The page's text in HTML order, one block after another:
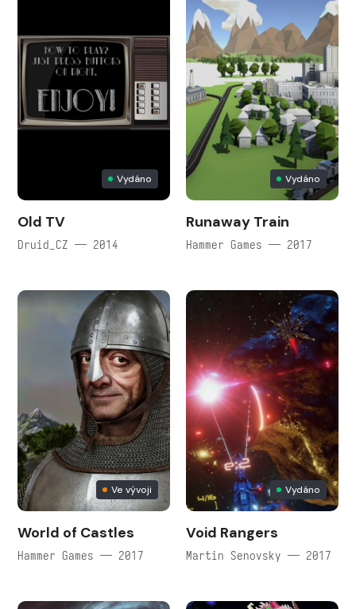
Vydáno
Old TV
Druid_CZ — 2014
Vydáno
Runaway Train
Hammer Games — 2017
Ve vývoji
World of Castles
Hammer Games — 2017
Vydáno
Void Rangers
Martin Senovsky — 2017